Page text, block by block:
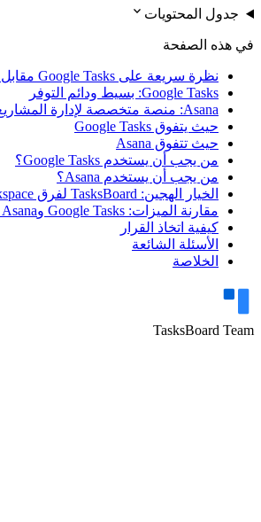
جدول المحتويات expand_more
في هذه الصفحة
نظرة سريعة على Google Tasks مقابل Asana
Google Tasks: بسيط ودائم التوفر
Asana: منصة متخصصة لإدارة المشاريع
حيث يتفوق Google Tasks
حيث تتفوق Asana
من يجب أن يستخدم Google Tasks؟
من يجب أن يستخدم Asana؟
الخيار الهجين: TasksBoard لفرق Google Workspace
مقارنة الميزات: Google Tasks وAsana وTasksBoard
كيفية اتخاذ القرار
الأسئلة الشائعة
الخلاصة
TasksBoard Team